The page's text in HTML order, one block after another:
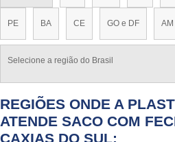
PE BA CE GO e DF AM
Selecione a região do Brasil
REGIÕES ONDE A
ATENDE SACO COM
CAXIAS DO SUL: